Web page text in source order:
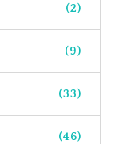
(2)
(9)
(33)
(46)